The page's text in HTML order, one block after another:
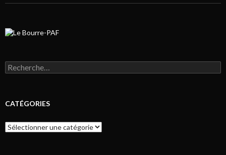
Rechercher :
CATÉGORIES
Catégories